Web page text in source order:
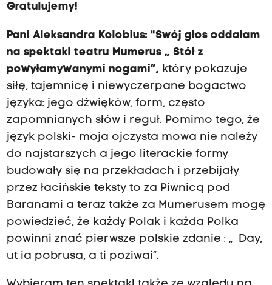
Gratulujemy!
Pani Aleksandra Kolobius: "Swój głos oddałam
na spektakl teatru Mumerus „ Stół z
powyłamywanymi nogami”, który pokazuje
siłę, tajemnicę i niewyczerpane bogactwo
języka: jego dźwięków, form, często
zapomnianych słów i reguł. Pomimo tego, że
język polski- moja ojczysta mowa nie należy
do najstarszych a jego literackie formy
budowały się na przekładach i przebijały
przez łacińskie teksty to za Piwnicą pod
Baranami a teraz także za Mumerusem mogę
powiedzieć, że każdy Polak i każda Polka
powinni znać pierwsze polskie zdanie : „ Day,
ut ia pobrusa, a ti poziwai”.